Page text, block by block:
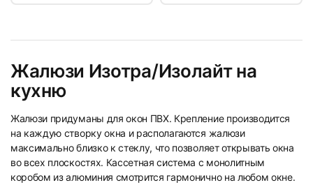
Жалюзи Изотра/Изолайт на
кухню
Жалюзи придуманы для окон ПВХ. Крепление производится
на каждую створку окна и располагаются жалюзи
максимально близко к стеклу, что позволяет открывать окна
во всех плоскостях. Кассетная система с монолитным
коробом из алюминия смотрится гармонично на любом окне.